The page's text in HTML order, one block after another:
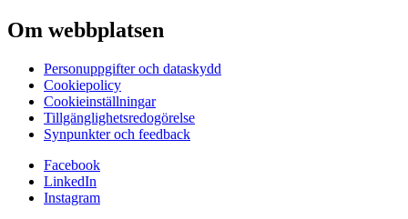
Om webbplatsen
Personuppgifter och dataskydd
Cookiepolicy
Cookieinställningar
Tillgänglighetsredogörelse
Synpunkter och feedback
Facebook
LinkedIn
Instagram